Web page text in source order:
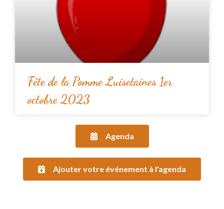
Fête de la Pomme Luisetaines 1er
octobre 2023
Agenda
Ajouter votre événement à l'agenda